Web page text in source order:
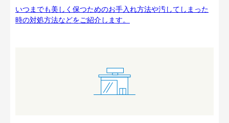
いつまでも美しく保つためのお手入れ方法や汚してしまった
時の対処方法などをご紹介します。